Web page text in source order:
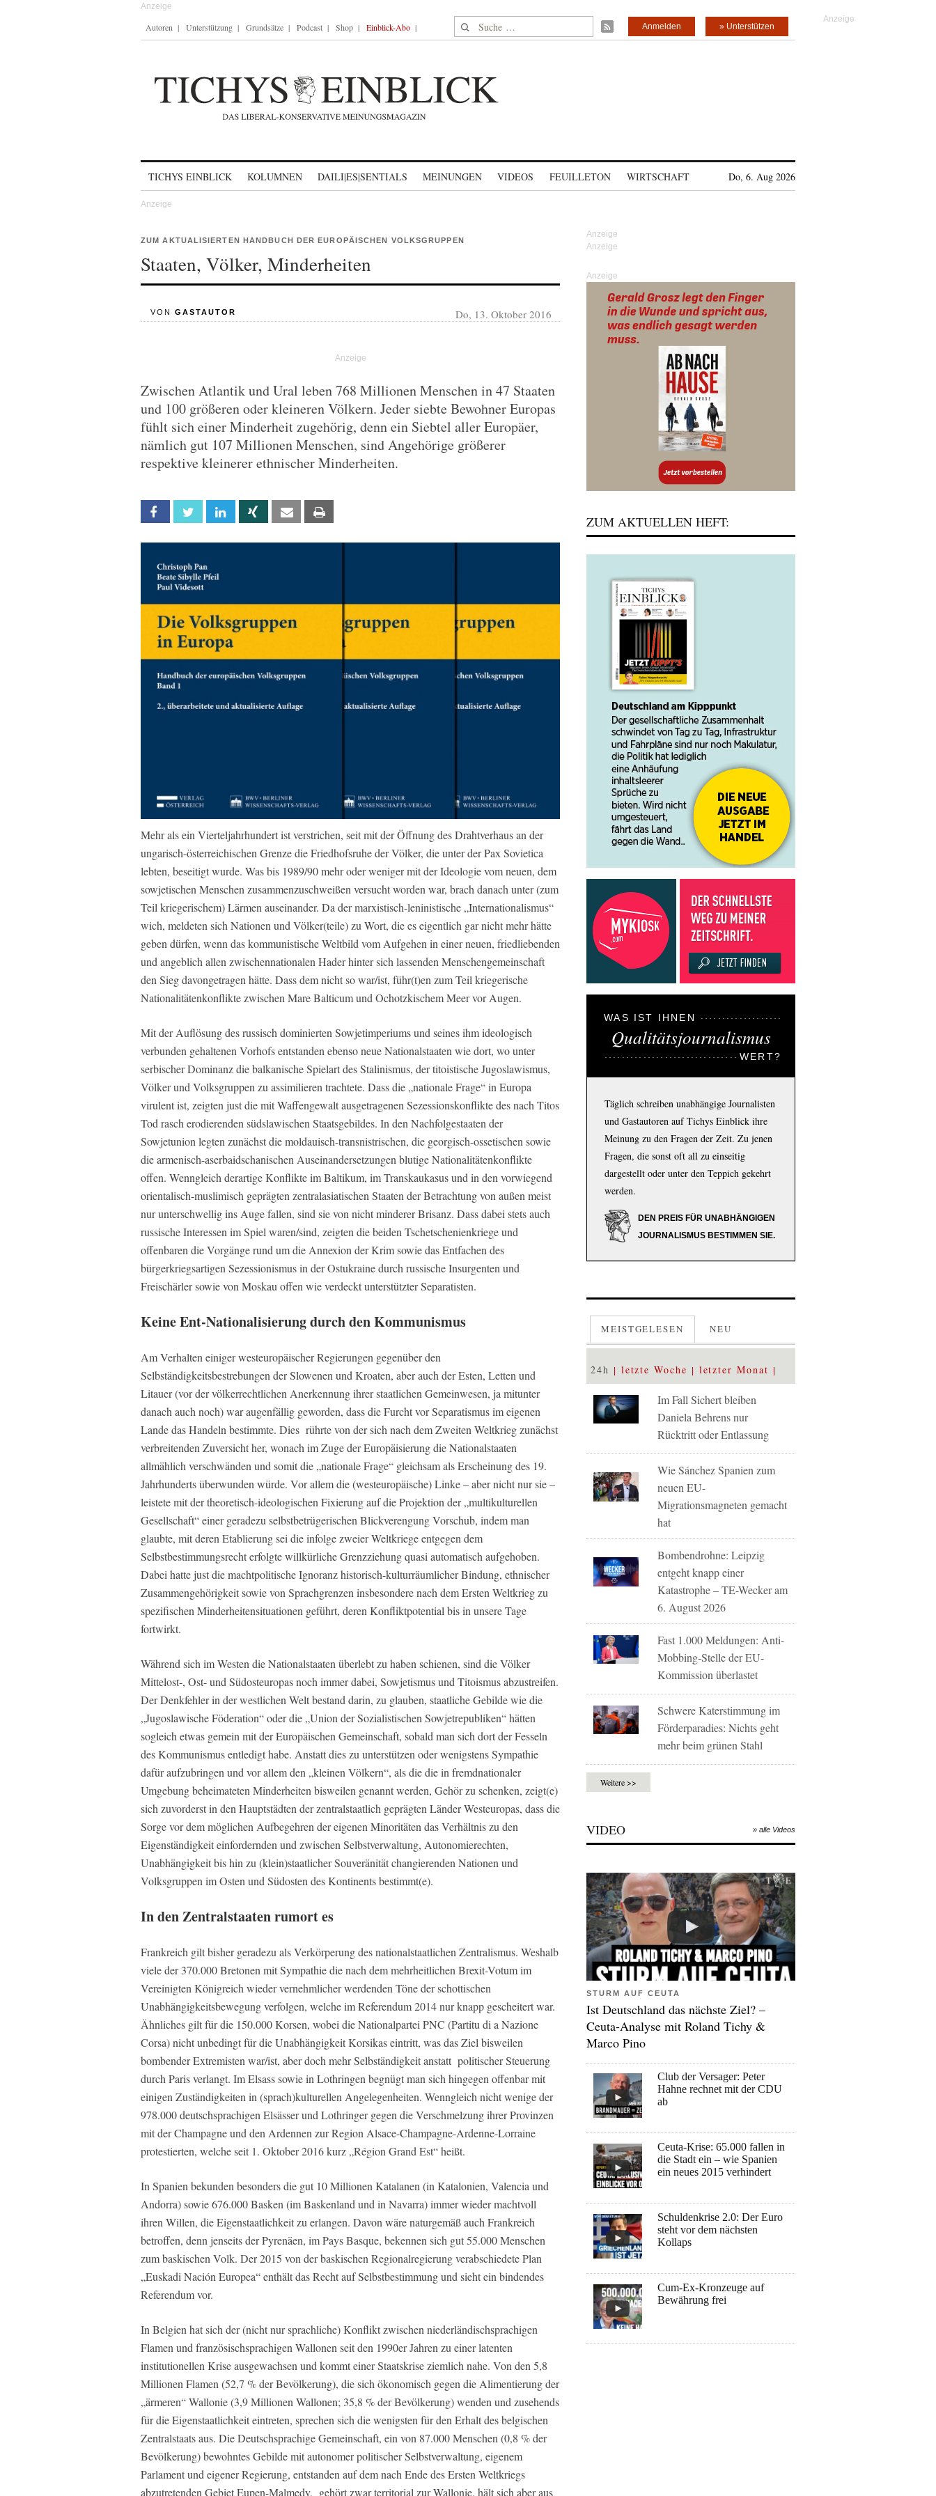
Autoren Unterstützung Grundsätze Podcast Shop Einblick-Abo Suche nach: » Unterstützen
Anmelden
TICHYS EINBLICK KOLUMNEN DAILI|ES|SENTIALS MEINUNGEN VIDEOS FEUILLETON WIRTSCHAFT Do, 6. Aug 2026
ZUM AKTUALISIERTEN HANDBUCH DER EUROPÄISCHEN VOLKSGRUPPEN
Staaten, Völker, Minderheiten
VON GASTAUTOR Do, 13. Oktober 2016
Zwischen Atlantik und Ural leben 768 Millionen Menschen in 47 Staaten
und 100 größeren oder kleineren Völkern. Jeder siebte Bewohner Europas
fühlt sich einer Minderheit zugehörig, denn ein Siebtel aller Europäer,
nämlich gut 107 Millionen Menschen, sind Angehörige größerer
respektive kleinerer ethnischer Minderheiten.
Facebook Twitter Linkedin Xing Email
Mehr als ein Vierteljahrhundert ist verstrichen, seit mit der Öffnung des Drahtverhaus an der
ungarisch-österreichischen Grenze die Friedhofsruhe der Völker, die unter der Pax Sovietica
lebten, beseitigt wurde. Was bis 1989/90 mehr oder weniger mit der Ideologie vom neuen, dem
sowjetischen Menschen zusammenzuschweißen versucht worden war, brach danach unter (zum
Teil kriegerischem) Lärmen auseinander. Da der marxistisch-leninistische „Internationalismus“
wich, meldeten sich Nationen und Völker(teile) zu Wort, die es eigentlich gar nicht mehr hätte
geben dürfen, wenn das kommunistische Weltbild vom Aufgehen in einer neuen, friedliebenden
und angeblich allen zwischennationalen Hader hinter sich lassenden Menschengemeinschaft
den Sieg davongetragen hätte. Dass dem nicht so war/ist, führ(t)en zum Teil kriegerische
Nationalitätenkonflikte zwischen Mare Balticum und Ochotzkischem Meer vor Augen.
Mit der Auflösung des russisch dominierten Sowjetimperiums und seines ihm ideologisch
verbunden gehaltenen Vorhofs entstanden ebenso neue Nationalstaaten wie dort, wo unter
serbischer Dominanz die balkanische Spielart des Stalinismus, der titoistische Jugoslawismus,
Völker und Volksgruppen zu assimilieren trachtete. Dass die „nationale Frage“ in Europa
virulent ist, zeigten just die mit Waffengewalt ausgetragenen Sezessionskonflikte des nach Titos
Tod rasch erodierenden südslawischen Staatsgebildes. In den Nachfolgestaaten der
Sowjetunion legten zunächst die moldauisch-transnistrischen, die georgisch-ossetischen sowie
die armenisch-aserbaidschanischen Auseinandersetzungen blutige Nationalitätenkonflikte
offen. Wenngleich derartige Konflikte im Baltikum, im Transkaukasus und in den vorwiegend
orientalisch-muslimisch geprägten zentralasiatischen Staaten der Betrachtung von außen meist
nur unterschwellig ins Auge fallen, sind sie von nicht minderer Brisanz. Dass dabei stets auch
russische Interessen im Spiel waren/sind, zeigten die beiden Tschetschenienkriege und
offenbaren die Vorgänge rund um die Annexion der Krim sowie das Entfachen des
bürgerkriegsartigen Sezessionismus in der Ostukraine durch russische Insurgenten und
Freischärler sowie von Moskau offen wie verdeckt unterstützter Separatisten.
Keine Ent-Nationalisierung durch den Kommunismus
Am Verhalten einiger westeuropäischer Regierungen gegenüber den
Selbständigkeitsbestrebungen der Slowenen und Kroaten, aber auch der Esten, Letten und
Litauer (vor der völkerrechtlichen Anerkennung ihrer staatlichen Gemeinwesen, ja mitunter
danach auch noch) war augenfällig geworden, dass die Furcht vor Separatismus im eigenen
Lande das Handeln bestimmte. Dies rührte von der sich nach dem Zweiten Weltkrieg zunächst
verbreitenden Zuversicht her, wonach im Zuge der Europäisierung die Nationalstaaten
allmählich verschwänden und somit die „nationale Frage“ gleichsam als Erscheinung des 19.
Jahrhunderts überwunden würde. Vor allem die (westeuropäische) Linke – aber nicht nur sie –
leistete mit der theoretisch-ideologischen Fixierung auf die Projektion der „multikulturellen
Gesellschaft“ einer geradezu selbstbetrügerischen Blickverengung Vorschub, indem man
glaubte, mit deren Etablierung sei die infolge zweier Weltkriege entgegen dem
Selbstbestimmungsrecht erfolgte willkürliche Grenzziehung quasi automatisch aufgehoben.
Dabei hatte just die machtpolitische Ignoranz historisch-kulturräumlicher Bindung, ethnischer
Zusammengehörigkeit sowie von Sprachgrenzen insbesondere nach dem Ersten Weltkrieg zu
spezifischen Minderheitensituationen geführt, deren Konfliktpotential bis in unsere Tage
fortwirkt.
Während sich im Westen die Nationalstaaten überlebt zu haben schienen, sind die Völker
Mittelost-, Ost- und Südosteuropas noch immer dabei, Sowjetismus und Titoismus abzustreifen.
Der Denkfehler in der westlichen Welt bestand darin, zu glauben, staatliche Gebilde wie die
„Jugoslawische Föderation“ oder die „Union der Sozialistischen Sowjetrepubliken“ hätten
sogleich etwas gemein mit der Europäischen Gemeinschaft, sobald man sich dort der Fesseln
des Kommunismus entledigt habe. Anstatt dies zu unterstützen oder wenigstens Sympathie
dafür aufzubringen und vor allem den „kleinen Völkern“, als die die in fremdnationaler
Umgebung beheimateten Minderheiten bisweilen genannt werden, Gehör zu schenken, zeigt(e)
sich zuvorderst in den Hauptstädten der zentralstaatlich geprägten Länder Westeuropas, dass die
Sorge vor dem möglichen Aufbegehren der eigenen Minoritäten das Verhältnis zu den
Eigenständigkeit einfordernden und zwischen Selbstverwaltung, Autonomierechten,
Unabhängigkeit bis hin zu (klein)staatlicher Souveränität changierenden Nationen und
Volksgruppen im Osten und Südosten des Kontinents bestimmt(e).
In den Zentralstaaten rumort es
Frankreich gilt bisher geradezu als Verkörperung des nationalstaatlichen Zentralismus. Weshalb
viele der 370.000 Bretonen mit Sympathie die nach dem mehrheitlichen Brexit-Votum im
Vereinigten Königreich wieder vernehmlicher werdenden Töne der schottischen
Unabhängigkeitsbewegung verfolgen, welche im Referendum 2014 nur knapp gescheitert war.
Ähnliches gilt für die 150.000 Korsen, wobei die Nationalpartei PNC (Partitu di a Nazione
Corsa) nicht unbedingt für die Unabhängigkeit Korsikas eintritt, was das Ziel bisweilen
bombender Extremisten war/ist, aber doch mehr Selbständigkeit anstatt politischer Steuerung
durch Paris verlangt. Im Elsass sowie in Lothringen begnügt man sich hingegen offenbar mit
einigen Zuständigkeiten in (sprach)kulturellen Angelegenheiten. Wenngleich nicht wenige der
978.000 deutschsprachigen Elsässer und Lothringer gegen die Verschmelzung ihrer Provinzen
mit der Champagne und den Ardennen zur Region Alsace-Champagne-Ardenne-Lorraine
protestierten, welche seit 1. Oktober 2016 kurz „Région Grand Est“ heißt.
In Spanien bekunden besonders die gut 10 Millionen Katalanen (in Katalonien, Valencia und
Andorra) sowie 676.000 Basken (im Baskenland und in Navarra) immer wieder machtvoll
ihren Willen, die Eigenstaatlichkeit zu erlangen. Davon wäre naturgemäß auch Frankreich
betroffen, denn jenseits der Pyrenäen, im Pays Basque, bekennen sich gut 55.000 Menschen
zum baskischen Volk. Der 2015 von der baskischen Regionalregierung verabschiedete Plan
„Euskadi Nación Europea“ enthält das Recht auf Selbstbestimmung und sieht ein bindendes
Referendum vor.
In Belgien hat sich der (nicht nur sprachliche) Konflikt zwischen niederländischsprachigen
Flamen und französischsprachigen Wallonen seit den 1990er Jahren zu einer latenten
institutionellen Krise ausgewachsen und kommt einer Staatskrise ziemlich nahe. Von den 5,8
Millionen Flamen (52,7 % der Bevölkerung), die sich ökonomisch gegen die Alimentierung der
„ärmeren“ Wallonie (3,9 Millionen Wallonen; 35,8 % der Bevölkerung) wenden und zusehends
für die Eigenstaatlichkeit eintreten, sprechen sich die wenigsten für den Erhalt des belgischen
Zentralstaats aus. Die Deutschsprachige Gemeinschaft, ein von 87.000 Menschen (0,8 % der
Bevölkerung) bewohntes Gebilde mit autonomer politischer Selbstverwaltung, eigenem
Parlament und eigener Regierung, entstanden auf dem nach Ende des Ersten Weltkriegs
abzutretenden Gebiet Eupen-Malmedy, gehört zwar territorial zur Wallonie, hält sich aber aus
Anzeige
ZUM AKTUELLEN HEFT:
WAS IST IHNEN
Qualitätsjournalismus
WERT?
Täglich schreiben unabhängige Journalisten
und Gastautoren auf Tichys Einblick ihre
Meinung zu den Fragen der Zeit. Zu jenen
Fragen, die sonst oft all zu einseitig
dargestellt oder unter den Teppich gekehrt
werden.
DEN PREIS FÜR UNABHÄNGIGEN
JOURNALISMUS BESTIMMEN SIE.
MEISTGELESEN NEU
24h letzte Woche letzter Monat
Im Fall Sichert bleiben
Daniela Behrens nur
Rücktritt oder Entlassung
Wie Sánchez Spanien zum
neuen EU-
Migrationsmagneten gemacht
hat
Bombendrohne: Leipzig
entgeht knapp einer
Katastrophe – TE-Wecker am
6. August 2026
Fast 1.000 Meldungen: Anti-
Mobbing-Stelle der EU-
Kommission überlastet
Schwere Katerstimmung im
Förderparadies: Nichts geht
mehr beim grünen Stahl
Weitere >>
VIDEO » alle Videos
STURM AUF CEUTA
Ist Deutschland das nächste Ziel? –
Ceuta-Analyse mit Roland Tichy &
Marco Pino
Club der Versager: Peter
Hahne rechnet mit der CDU
ab
Ceuta-Krise: 65.000 fallen in
die Stadt ein – wie Spanien
ein neues 2015 verhindert
Schuldenkrise 2.0: Der Euro
steht vor dem nächsten
Kollaps
Cum-Ex-Kronzeuge auf
Bewährung frei